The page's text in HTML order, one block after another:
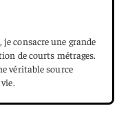
consacre une grande
de courts métrages.
véritable source